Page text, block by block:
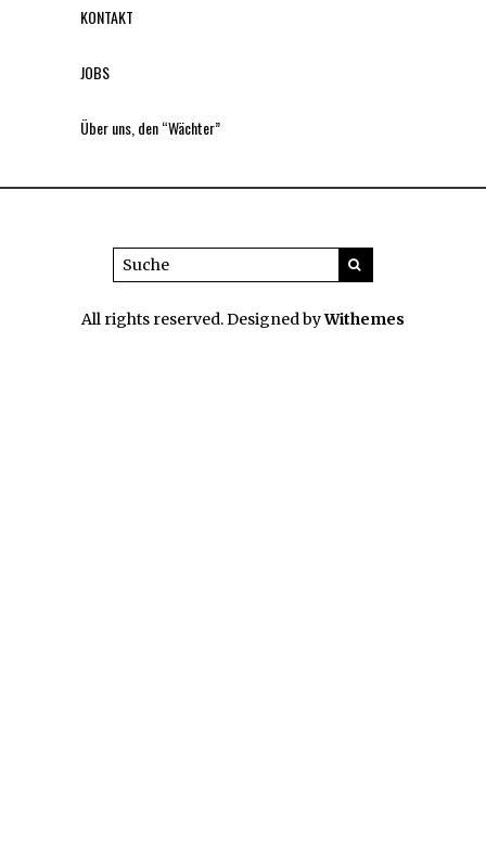
KONTAKT
JOBS
Über uns, den “Wächter”
All rights reserved. Designed byWithemes